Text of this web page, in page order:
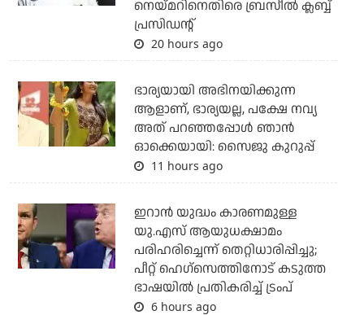
നെയ്മറിനെതിരെ ബ്രസീല്‍ ക്ലബ്ബ്
പ്രസിഡന്റ്
20 hours ago
ഭാര്യയായി അഭിനയിക്കുന്ന
ആളാണ്, ഭാര്യയല്ല, പക്ഷേ നവ്യ
അത് പറഞ്ഞപ്പോള്‍ ഞാന്‍
ഓക്കെയായി: സൈജു കുറുപ്പ്
11 hours ago
ഇറാന്‍ യുദ്ധം കാരണമുള്ള
യു.എസ് ആയുധക്ഷാമം
പരിഹരിച്ചെന്ന് തെറ്റിധാരിപ്പിച്ചു;
പീറ്റ് ഹെഗ്‌സെത്തിനോട് കടുത്ത
ഭാഷയില്‍ പ്രതികരിച്ച് ട്രംപ്
6 hours ago